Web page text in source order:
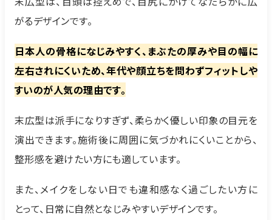
がるデザインです。
日本人の骨格になじみやすく、まぶたの厚みや目の幅に
左右されにくいため、年代や顔立ちを問わずフィットしや
すいのが人気の理由です。
末広型は派手になりすぎず、柔らかく優しい印象の目元を
演出できます。施術後に周囲に気づかれにくいことから、
整形感を避けたい方にも適しています。
また、メイクをしない日でも違和感なく過ごしたい方に
とって、日常に自然となじみやすいデザインです。